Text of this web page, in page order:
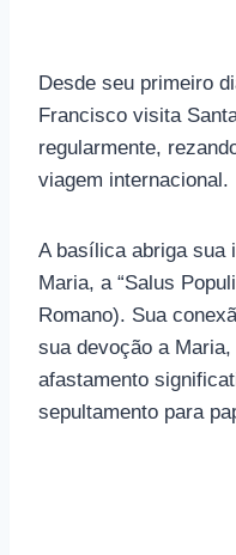
Desde seu primeiro
Francisco visita
regularmente,
viagem internacional.
A basílica abriga sua
Maria, a “Salus
Romano). Sua
sua devoção a
afastamento
sepultamento para